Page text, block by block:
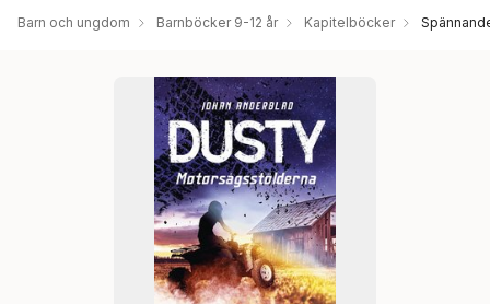
Barn och ungdom Barnböcker 9-12 år Kapitelböcker